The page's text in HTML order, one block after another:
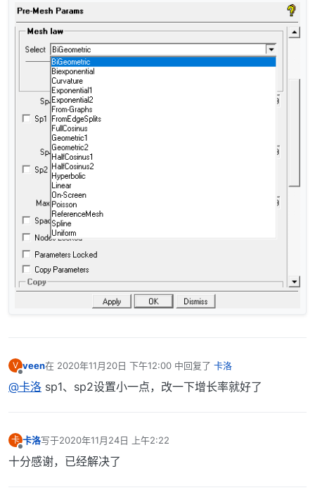
V
离线
veen在 2020年11月20日 下午12:00 中回复了 卡洛
最后由 编辑
@卡洛 sp1、sp2设置小一点，改一下增长率就好了
卡
离线
卡洛写于2020年11月24日 上午2:22
最后由 编辑
十分感谢，已经解决了